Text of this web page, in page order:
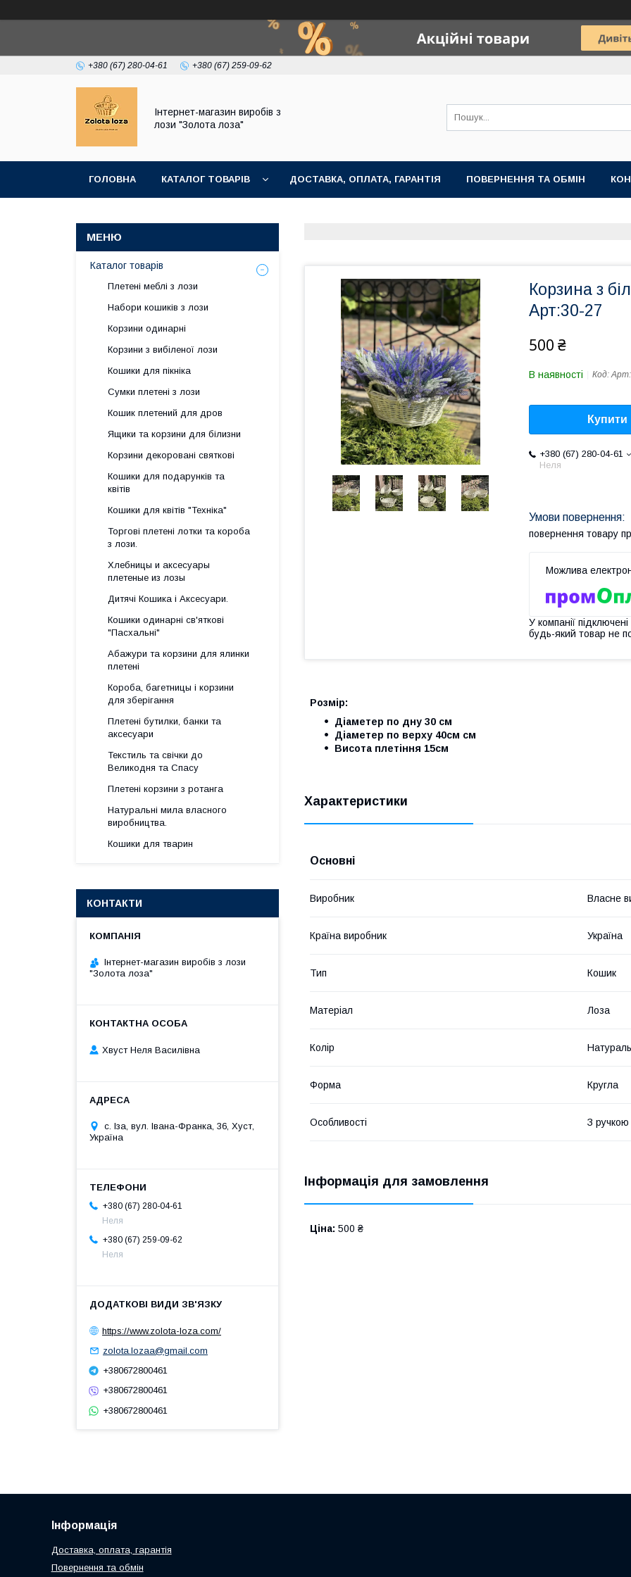
+380 (67) 280-04-61 +380 (67) 259-09-62
Інтернет-магазин виробів з
лози "Золота лоза"
ГОЛОВНА КАТАЛОГ ТОВАРІВ ДОСТАВКА, ОПЛАТА, ГАРАНТІЯ ПОВЕРНЕННЯ ТА ОБМІН
Корзина з
Арт:30-27
500 ₴
В наявності Код:
Купити
+380 (67) 280-04-61
Неля
повернення товару
У компанії
будь-який товар не
Розмір:
Діаметер по дну 30 см
Діаметер по верху 40см см
Висота плетіння 15см
Характеристики
Основні
Виробник Власне
Країна виробник Україна
Тип Кошик
Матеріал Лоза
Колір
Форма Кругла
Особливості З ручкою
Інформація для замовлення
Ціна: 500 ₴
Каталог товарів
Плетені меблі з лози
Набори кошиків з лози
Корзини одинарні
Корзини з вибіленої лози
Кошики для пікніка
Сумки плетені з лози
Кошик плетений для дров
Ящики та корзини для білизни
Корзини декоровані святкові
Кошики для подарунків та
квітів
Кошики для квітів "Техніка"
Торгові плетені лотки та короба
з лози.
Хлебницы и аксесуары
плетеные из лозы
Дитячі Кошика і Аксесуари.
Кошики одинарні св'яткові
"Пасхальні"
Абажури та корзини для ялинки
плетені
Короба, багетницы і корзини
для зберігання
Плетені бутилки, банки та
аксесуари
Текстиль та свічки до
Великодня та Спасу
Плетені корзини з ротанга
Натуральні мила власного
виробництва.
Кошики для тварин
КОНТАКТИ
Інтернет-магазин виробів з лози
"Золота лоза"
Хвуст Неля Василівна
с. Іза, вул. Івана-Франка, 36, Хуст,
Україна
+380 (67) 280-04-61
Неля
+380 (67) 259-09-62
Неля
https://www.zolota-loza.com/
zolota.lozaa@gmail.com
+380672800461
+380672800461
+380672800461
Інформація
Доставка, оплата, гарантія
Повернення та обмін